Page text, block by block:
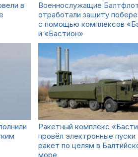
в
Военнослужащие
отработали защиту
с помощью комплексов
и «Бастион»
Ракетный комплекс
провёл электронные пуски
ракет по целям в
море